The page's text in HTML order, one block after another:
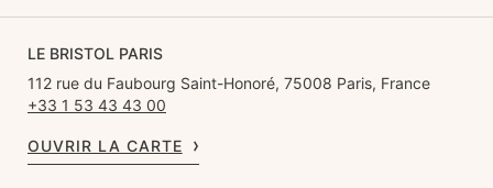
LE BRISTOL PARIS
112 rue du Faubourg Saint-Honoré, 75008 Paris, France
+33 1 53 43 43 00
OUVRIR LA CARTE